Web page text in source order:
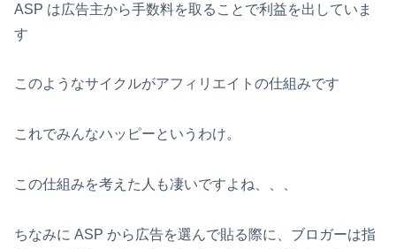
ASP は広告主から手数料を取ることで利益を出していま
す
このようなサイクルがアフィリエイトの仕組みです
これでみんなハッピーというわけ。
この仕組みを考えた人も凄いですよね、、、
ちなみに ASP から広告を選んで貼る際に、ブロガーは指